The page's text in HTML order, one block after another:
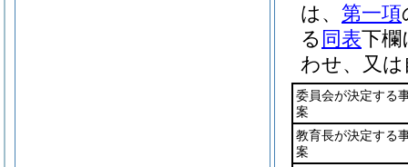
は、 第一項
る 同表下欄
わせ、又
委員会が決定する
案
教育長が決定する
案